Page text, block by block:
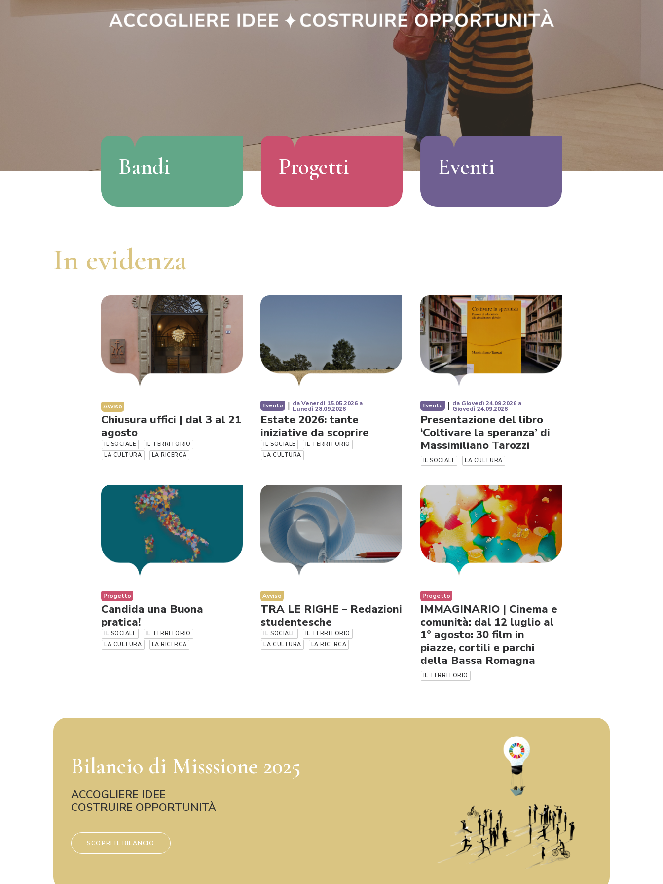
Bandi Progetti Eventi
In evidenza
Avviso
Chiusura uffici | dal 3 al 21
agosto
IL SOCIALE
IL TERRITORIO
LA CULTURA
LA RICERCA
Evento | daVenerdì 15.05.2026 a
Lunedì 28.09.2026
Estate 2026: tante
iniziative da scoprire
IL SOCIALE
IL TERRITORIO
LA CULTURA
Evento | daGiovedì 24.09.2026 a
Giovedì 24.09.2026
Presentazione del libro
‘Coltivare la speranza’ di
Massimiliano Tarozzi
IL SOCIALE LA CULTURA
Progetto
Candida una Buona
pratica!
IL SOCIALE
IL TERRITORIO
LA CULTURA
LA RICERCA
Avviso
TRA LE RIGHE – Redazioni
studentesche
IL SOCIALE
IL TERRITORIO
LA CULTURA
LA RICERCA
Progetto
IMMAGINARIO | Cinema e
comunità: dal 12 luglio al
1° agosto: 30 film in
piazze, cortili e parchi
della Bassa Romagna
IL TERRITORIO
Bilancio di Misssione 2025
ACCOGLIERE IDEE
COSTRUIRE OPPORTUNITÀ
SCOPRI IL BILANCIO